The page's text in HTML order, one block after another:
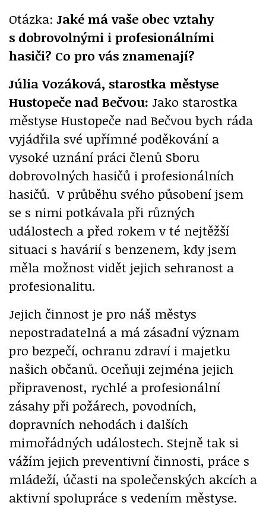
Otázka:Jaké má vaše obec vztahy
s dobrovolnými i profesionálními
hasiči? Co pro vás znamenají?
Júlia Vozáková, starostka městyse
Hustopeče nad Bečvou: Jako starostka
městyse Hustopeče nad Bečvou bych ráda
vyjádřila své upřímné poděkování a
vysoké uznání práci členů Sboru
dobrovolných hasičů i profesionálních
hasičů. V průběhu svého působení jsem
se s nimi potkávala při různých
událostech a před rokem v té nejtěžší
situaci s havárií s benzenem, kdy jsem
měla možnost vidět jejich sehranost a
profesionalitu.
Jejich činnost je pro náš městys
nepostradatelná a má zásadní význam
pro bezpečí, ochranu zdraví i majetku
našich občanů. Oceňuji zejména jejich
připravenost, rychlé a profesionální
zásahy při požárech, povodních,
dopravních nehodách i dalších
mimořádných událostech. Stejně tak si
vážím jejich preventivní činnosti, práce s
mládeží, účasti na společenských akcích a
aktivní spolupráce s vedením městyse.